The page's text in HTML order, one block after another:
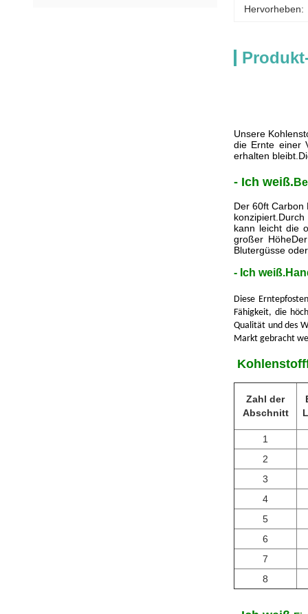
Hervorheben:
Unsere
die Ernte einer
erhalten
- Ich weiß.
Der 60ft Carbon
kann leicht die
großer
Blutergüsse
- Ich weiß.
Diese
Fähigkeit, die
Qualität und des
Markt gebracht
Zahl der
Abschnitt
1
2
3
4
5
6
7
8